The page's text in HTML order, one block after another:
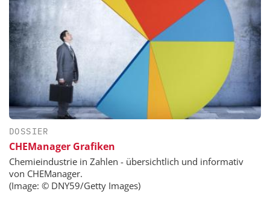
DOSSIER
CHEManager Grafiken
Chemieindustrie in Zahlen - übersichtlich und informativ
von CHEManager.
(Image: © DNY59/Getty Images)